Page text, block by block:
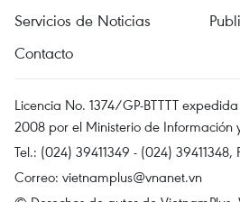
Servicios de Noticias
Contacto
Licencia No. 1374/GP-BTTTT
2008 por el Ministerio de Información
Tel.: (024) 39411349 - (024) 39411348,
Correo: vietnamplus@vnanet.vn